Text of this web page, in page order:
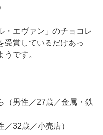
・エヴァン」のチョコレ
賞しているだけあっ
です。
（男性／27歳／金属・鉄
／32歳／小売店）